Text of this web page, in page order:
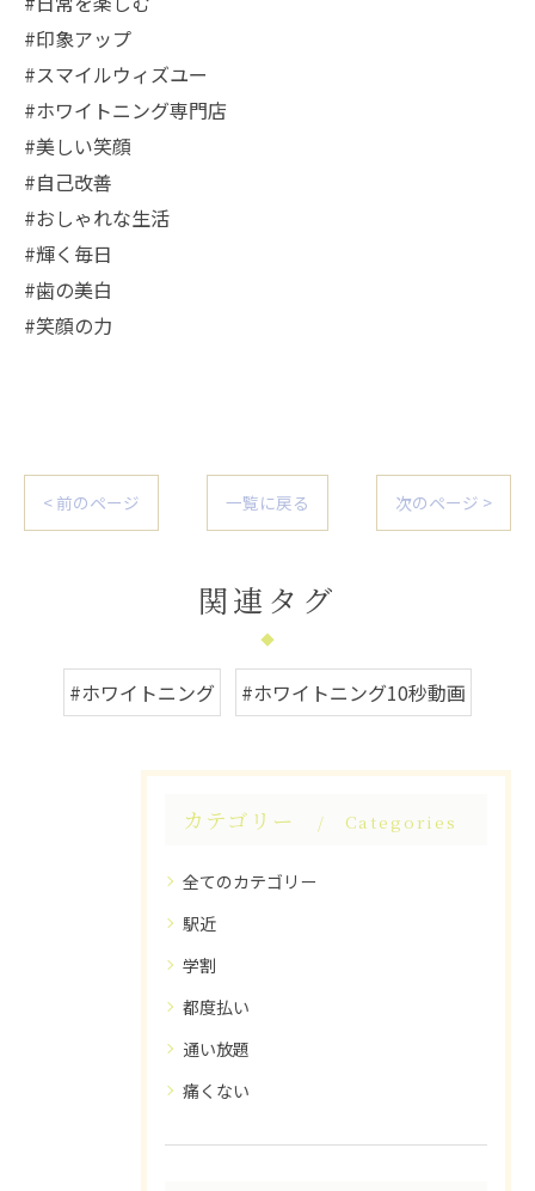
#印象アップ
#スマイルウィズユー
#ホワイトニング専門店
#美しい笑顔
#自己改善
#おしゃれな生活
#輝く毎日
#歯の美白
#笑顔の力
< 前のページ 一覧に戻る 次のページ >
関連タグ
#ホワイトニング #ホワイトニング10秒動画
カテゴリー Categories
全てのカテゴリー
駅近
学割
都度払い
通い放題
痛くない